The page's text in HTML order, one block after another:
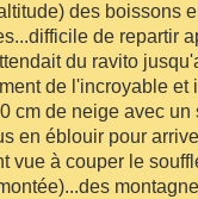
des boissons
de repartir
du ravito
de l'incroyable et
cm de neige avec
en éblouir pour
vue à couper le